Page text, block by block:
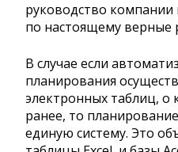
руководство
по настоящему верные
В случае если
планирования
электронных таблиц, о
ранее, то
единую систему. Это